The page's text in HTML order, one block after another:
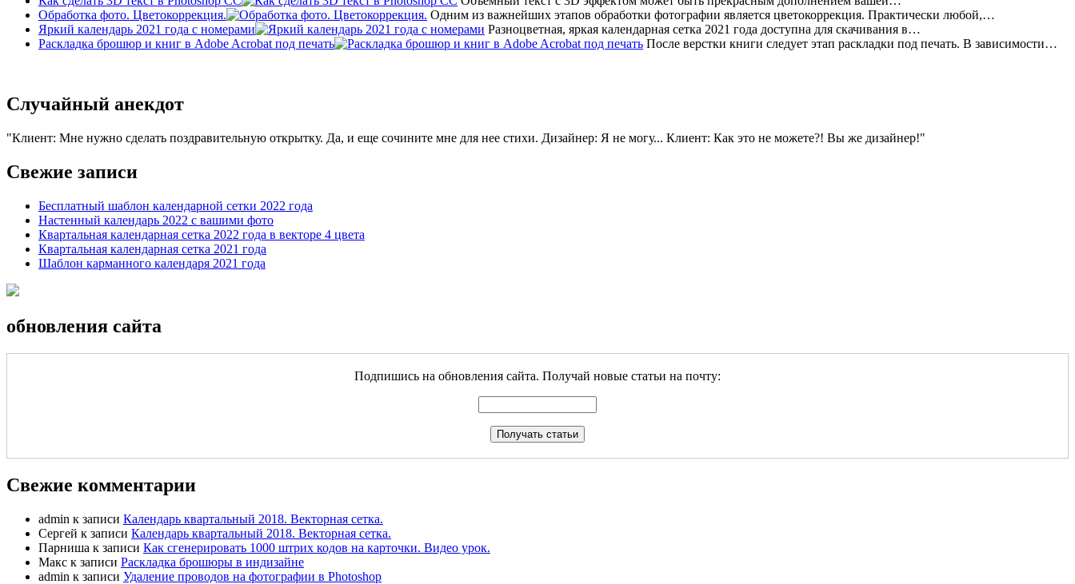
Обработка фото. Цветокоррекция.
Одним из важнейших этапов обработки фотографии является цветокоррекция. Практически любой,…
Яркий календарь 2021 года с номерами
Разноцветная, яркая календарная сетка 2021 года доступна для скачивания в…
Раскладка брошюр и книг в Adobe Acrobat под печать
После верстки книги следует этап раскладки под печать. В зависимости…
Случайный анекдот
Клиент: Мне нужно сделать поздравительную открытку. Да, и еще сочините мне для нее стихи. Дизайнер: Я не могу... Клиент: Как это не можете?! Вы же дизайнер!
Свежие записи
Бесплатный шаблон календарной сетки 2022 года
Настенный календарь 2022 с вашими фото
Квартальная календарная сетка 2022 года в векторе 4 цвета
Квартальная календарная сетка 2021 года
Шаблон карманного календаря 2021 года
обновления сайта
Подпишись на обновления сайта. Получай новые статьи на почту:
Свежие комментарии
admin к записи Календарь квартальный 2018. Векторная сетка.
Сергей к записи Календарь квартальный 2018. Векторная сетка.
Парниша к записи Как сгенерировать 1000 штрих кодов на карточки. Видео урок.
Макс к записи Раскладка брошюры в индизайне
admin к записи Удаление проводов на фотографии в Photoshop